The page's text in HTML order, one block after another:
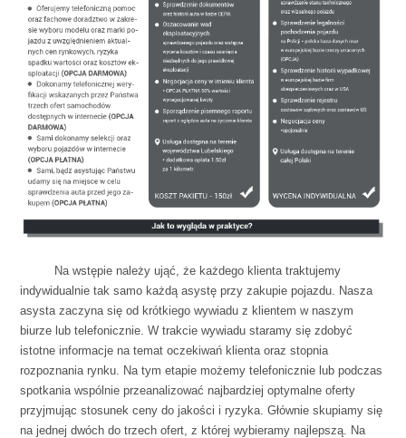
Na wstępie należy ująć, że każdego klienta traktujemy
indywidualnie tak samo każdą asystę przy zakupie pojazdu. Nasza
asysta zaczyna się od krótkiego wywiadu z klientem w naszym
biurze lub telefonicznie. W trakcie wywiadu staramy się zdobyć
istotne informacje na temat oczekiwań klienta oraz stopnia
rozpoznania rynku. Na tym etapie możemy telefonicznie lub podczas
spotkania wspólnie przeanalizować najbardziej optymalne oferty
przyjmując stosunek ceny do jakości i ryzyka. Głównie skupiamy się
na jednej dwóch do trzech ofert, z której wybieramy najlepszą. Na